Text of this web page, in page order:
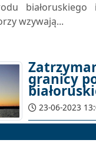
białoruskiego
wzywają...
granicy
23-06-2023